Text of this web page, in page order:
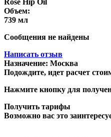
Rose Hip Oil
Объем:
739 мл
Сообщения не найдены
Написать отзыв
Назначение: Москва
Подождите, идет расчет
Нажмите кнопку для
Получить тарифы
Возможно вас это